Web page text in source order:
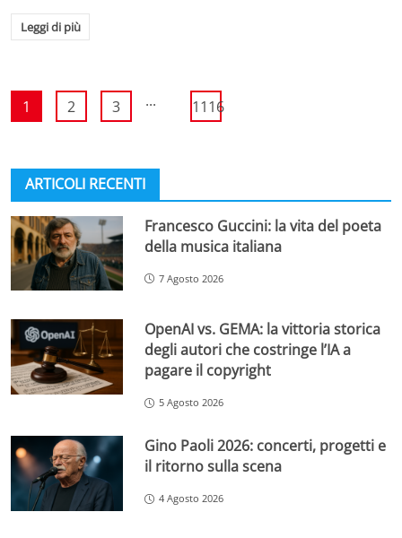
Leggi di più
1 2 3 ... 1116
ARTICOLI RECENTI
Francesco Guccini: la vita del poeta
della musica italiana
7 Agosto 2026
OpenAI vs. GEMA: la vittoria storica
degli autori che costringe l’IA a
pagare il copyright
5 Agosto 2026
Gino Paoli 2026: concerti, progetti e
il ritorno sulla scena
4 Agosto 2026